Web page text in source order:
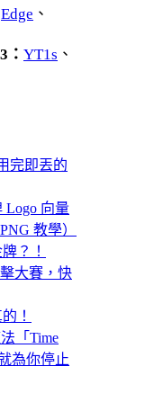
Edge 、
： YT1s 、
完即丟的
Logo 向量
教學）
？！
擊大賽，快
！
「Time
為你停止